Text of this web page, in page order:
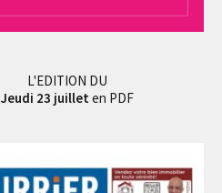
L'EDITION DU
Jeudi 23 juillet en PDF